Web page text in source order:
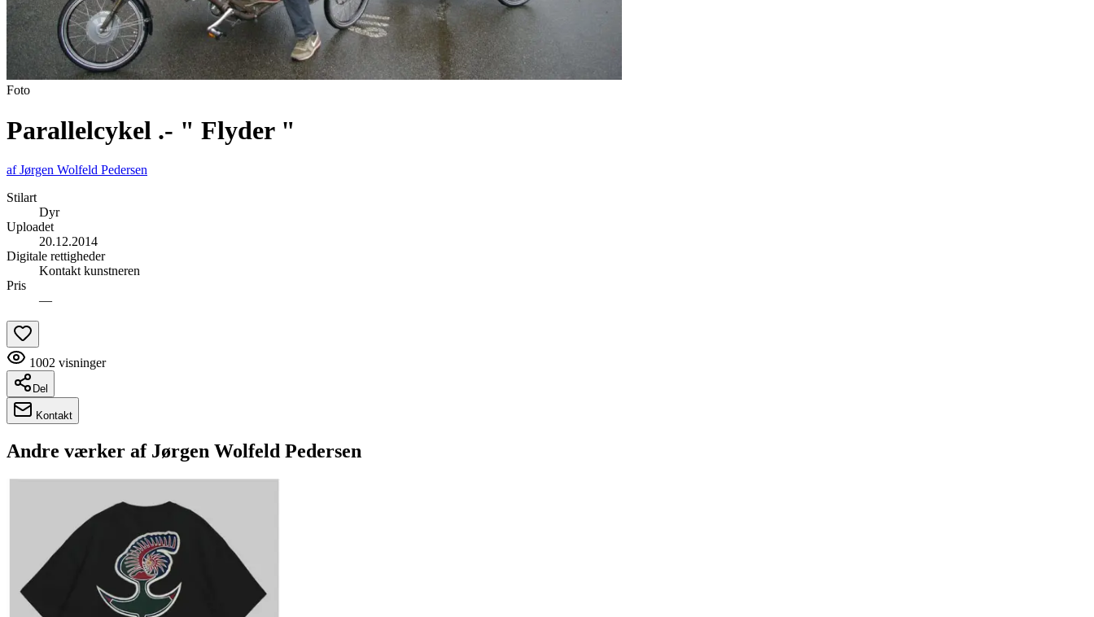
Foto
Parallelcykel .- " Flyder "
afJørgen Wolfeld Pedersen
Stilart
Dyr
Uploadet
20.12.2014
Digitale rettigheder
Kontakt kunstneren
Pris
—
1002 visninger
Del
Kontakt
Andre værker af Jørgen Wolfeld Pedersen